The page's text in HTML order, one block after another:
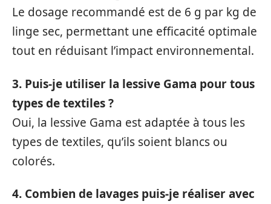
Le dosage recommandé est de 6 g par kg de
linge sec, permettant une efficacité optimale
tout en réduisant l’impact environnemental.
3. Puis-je utiliser la lessive Gama pour tous
types de textiles ?
Oui, la lessive Gama est adaptée à tous les
types de textiles, qu’ils soient blancs ou
colorés.
4. Combien de lavages puis-je réaliser avec